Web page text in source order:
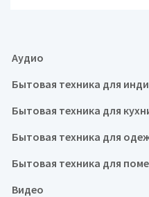
Аудио
Бытовая техника для
Бытовая техника для
Бытовая техника для
Бытовая техника для
Видео